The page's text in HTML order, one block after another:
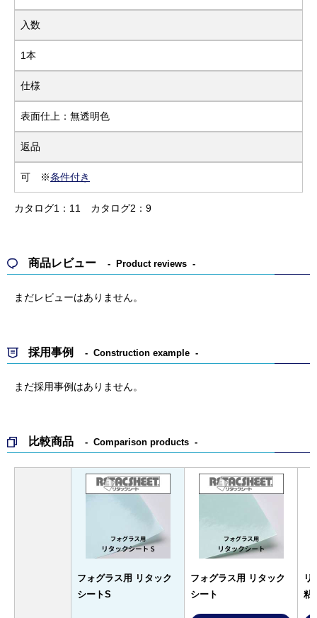
入数
1本
仕様
表面仕上：無透明色
返品
可 ※条件付き
カタログ1：11 カタログ2：9
商品レビュー Product reviews
まだレビューはありません。
採用事例 Construction example
まだ採用事例はありません。
比較商品 Comparison products
フォグラス用 リタック
シートS
フォグラス用 リタック
シート
リ
粘